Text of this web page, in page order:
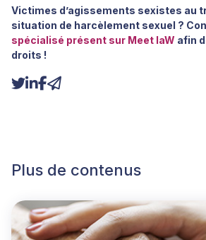
Victimes d’agissements sexistes au
situation de harcèlement sexuel ?
spécialisé présent sur Meet laW afin
droits !
Plus de contenus